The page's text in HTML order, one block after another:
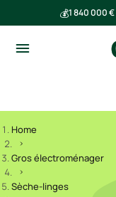
💰1 840 000
Home
Gros électroménager
Sèche-linges